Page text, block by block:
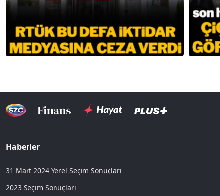
Haberler
31 Mart 2024 Yerel Seçim Sonuçları
2023 Seçim Sonuçları